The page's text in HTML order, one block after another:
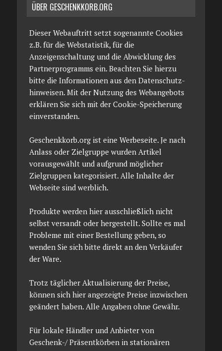
ÜBER GESCHENKKORB.ORG
Dieser Webauftritt setzt sogenannte Cookies
z.B. für die Webstatistik, für die
Anzeigenschaltung und die Abwicklung des
Partnerprogramms ein. Beachten Sie hierzu
bitte die Informationen aus den Datenschutz­
hinweisen. Mit der Nutzung des Webangebots
erklären Sie sich mit der Cookie-Speicherung
einverstanden.
Geschenkkorb.org ist eine Werbeseite. Je nach
Anlass oder Zielgruppe wurden Artikel
vorausgewählt und aufgrund möglicher
Zielgruppen kategorisiert. Alle Inhalte der
Webseite sind werblich.
Produkte werden hier ausschließlich nicht
selbst versandt oder hergestellt. Sollte es mal
Probleme mit einer Bestellung geben, so
wenden Sie sich bitte direkt an den Verkäufer
der Ware.
Trotz täglicher Aktualisierung der Preise,
können sich hier angezeigte Preise inzwischen
geändert haben. Alle Angaben ohne Gewähr.
Für lokale Händler und Anbieter von
Geschenk-/ Präsentkörben in stationären